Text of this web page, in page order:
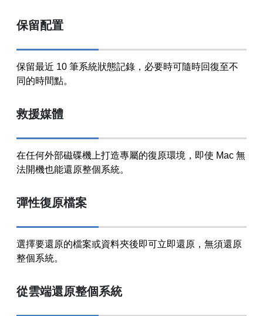
保留配置
保留最近 10 筆系統狀態記錄，必要時可隨時回復至不
同的時間點。
救援媒體
在任何外部磁碟機上打造專屬的復原環境，即使 Mac 無
法開機也能還原整個系統。
彈性復原檔案
選擇要還原的檔案或資料夾後即可立即還原，無須還原
整個系統。
從雲端還原整個系統